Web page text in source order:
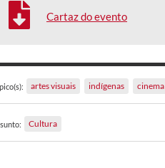
Cartaz do evento
artes visuais indígenas cinema
Cultura